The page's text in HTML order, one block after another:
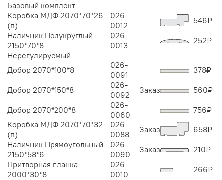
Базовый комплект
Коробка МДФ 2070*70*26
(п)
026-
0012
546₽
Наличник Полукруглый
2150*70*8
026-
0013
252₽
Нерегулируемый
Добор 2070*100*8
026-
0091
378₽
Добор 2070*150*8
026-
0092
Заказ 560₽
Добор 2070*200*8
026-
0060
756₽
Коробка МДФ 2070*70*32
(п)
026-
0088
Заказ 658₽
Наличник Прямоугольный
2150*58*6
026-
0090
Заказ 210₽
Притворная планка
2000*30*8
026-
0010
266₽